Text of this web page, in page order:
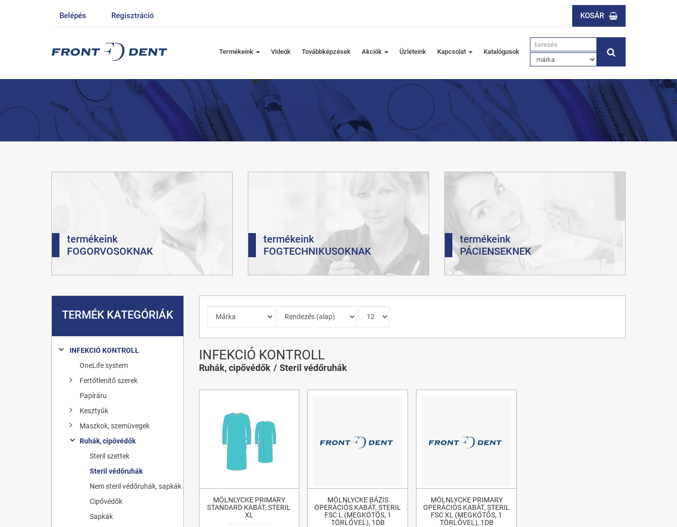
Belépés Regisztráció KOSÁR
Termékeink Videók Továbbképzések Akciók Üzleteink Kapcsolat Katalógusok
termékeink
FOGORVOSOKNAK
termékeink
FOGTECHNIKUSOKNAK
termékeink
PÁCIENSEKNEK
TERMÉK KATEGÓRIÁK
INFEKCIÓ KONTROLL
OneLife system
Fertőtlenítő szerek
Papíráru
Kesztyűk
Maszkok, szemüvegek
Ruhák, cipővédők
Steril szettek
Steril védőruhák
Nem steril védőruhák, sapkák
Cipővédők
Sapkák
INFEKCIÓ KONTROLL
Ruhák, cipővédők Steril védőruhák
MÖLNLYCKE PRIMARY
STANDARD KABÁT, STERIL
XL
MÖLNLYCKE BÁZIS
OPERÁCIÓS KABÁT, STERIL
FSC L (MEGKÖTŐS, 1
TÖRLŐVEL), 1DB
MÖLNLYCKE PRIMARY
OPERÁCIÓS KABÁT, STERIL
FSC XL (MEGKÖTŐS, 1
TÖRLŐVEL), 1DB